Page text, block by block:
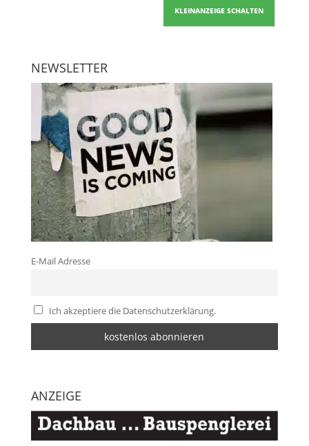
KLEINANZEIGE SCHALTEN
NEWSLETTER
E-Mail Adresse
Ich akzeptiere die Datenschutzerklärung.
ANZEIGE